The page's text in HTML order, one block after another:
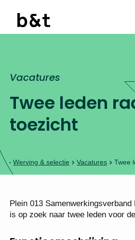
Twee leden
toezicht
Vacatures
Werving & selectie Vacatures Twee
Plein 013 Samenwerkingsverband
Onderwijs is op zoek naar twee